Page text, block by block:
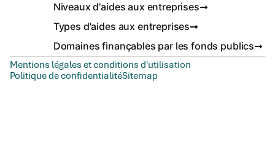
Niveaux d'aides aux entreprises
Types d'aides aux entreprises
Domaines finançables par les fonds publics
Mentions légales et conditions d'utilisation
Politique de confidentialitéSitemap